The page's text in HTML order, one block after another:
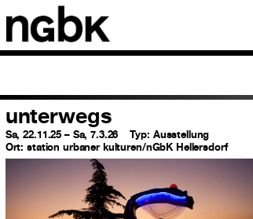
unterwegs
Sa, 22.11.25 – Sa, 7.3.26 Typ: Ausstellung
Ort: station urbaner kulturen/nGbK Hellersdorf